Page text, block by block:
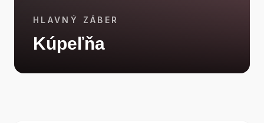
HLAVNÝ ZÁBER
Kúpeľňa